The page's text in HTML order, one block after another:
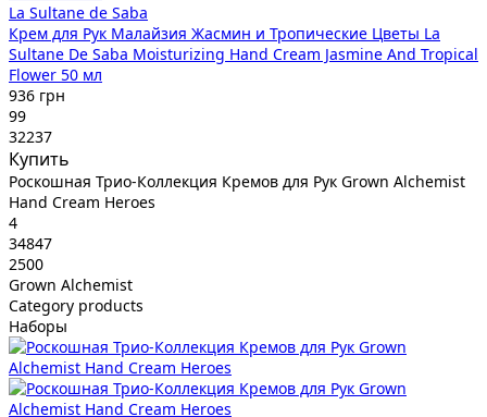
La Sultane de Saba
Крем для Рук Малайзия Жасмин и Тропические Цветы La
Sultane De Saba Moisturizing Hand Cream Jasmine And Tropical
Flower 50 мл
936 грн
99
32237
Купить
Роскошная Трио-Коллекция Кремов для Рук Grown Alchemist
Hand Cream Heroes
4
34847
2500
Grown Alchemist
Category products
Наборы